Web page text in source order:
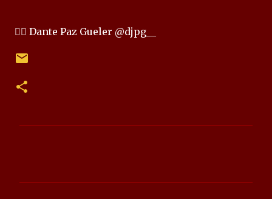
✍🏻 Dante Paz Gueler @djpg__